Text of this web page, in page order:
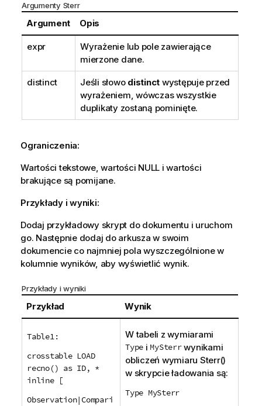
Argumenty Sterr
Argument Opis
expr
Wyrażenie lub pole zawierające
mierzone dane.
distinct Jeśli słowo distinct występuje przed
wyrażeniem, wówczas wszystkie
duplikaty zostaną pominięte.
Ograniczenia:
Wartości tekstowe, wartości NULL i wartości
brakujące są pomijane.
Przykłady i wyniki:
Dodaj przykładowy skrypt do dokumentu i uruchom
go. Następnie dodaj do arkusza w swoim
dokumencie co najmniej pola wyszczególnione w
kolumnie wyników, aby wyświetlić wynik.
Przykłady i wyniki
Przykład Wynik
Table1:
crosstable LOAD
recno() as ID, *
inline [
Observation|Compari
W tabeli z wymiarami
Type i MySterrwynikami
obliczeń wymiaru Sterr()
w skrypcie ładowania są:
Type MySterr